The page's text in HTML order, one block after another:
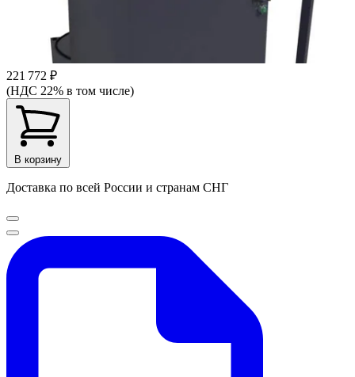
221 772 ₽
(НДС 22% в том числе)
В корзину
Доставка по всей России и странам СНГ